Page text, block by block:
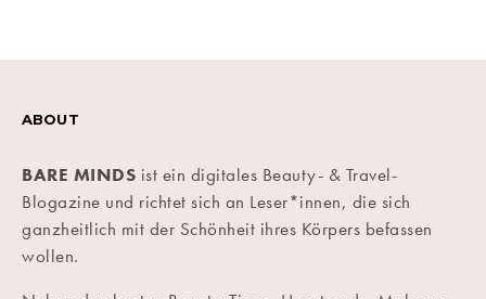
ABOUT
BARE MINDS ist ein digitales Beauty- & Travel-
Blogazine und richtet sich an Leser*innen, die sich
ganzheitlich mit der Schönheit ihres Körpers befassen
wollen.